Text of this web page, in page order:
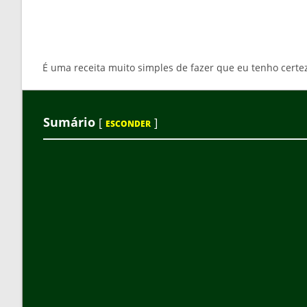
É uma receita muito simples de fazer que eu tenho
Sumário [ ESCONDER ]